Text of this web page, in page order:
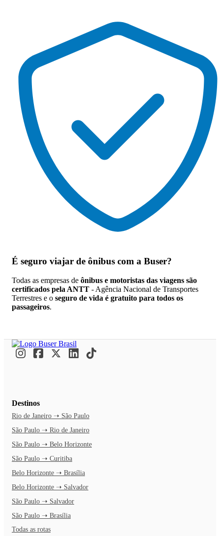
É seguro viajar de ônibus com a Buser?
Todas as empresas de ônibus e motoristas das viagens são
certificados pela ANTT - Agência Nacional de Transportes
Terrestres e o seguro de vida é gratuito para todos os
passageiros.
Destinos
Rio de Janeiro ➝ São Paulo
São Paulo ➝ Rio de Janeiro
São Paulo ➝ Belo Horizonte
São Paulo ➝ Curitiba
Belo Horizonte ➝ Brasília
Belo Horizonte ➝ Salvador
São Paulo ➝ Salvador
São Paulo ➝ Brasília
Todas as rotas